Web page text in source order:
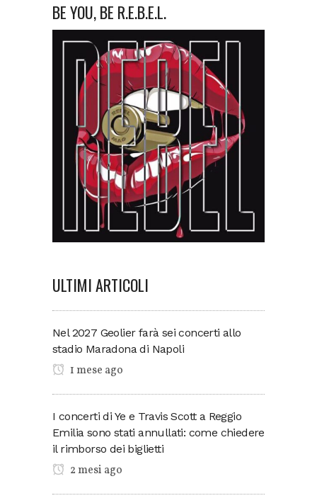
BE YOU, BE R.E.B.E.L.
ULTIMI ARTICOLI
Nel 2027 Geolier farà sei concerti allo
stadio Maradona di Napoli
1 mese ago
I concerti di Ye e Travis Scott a Reggio
Emilia sono stati annullati: come chiedere
il rimborso dei biglietti
2 mesi ago